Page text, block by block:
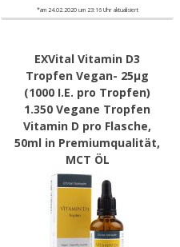
*am 24.02.2020 um 23:16 Uhr aktualisiert
EXVital Vitamin D3
Tropfen Vegan- 25µg
(1000 I.E. pro Tropfen)
1.350 Vegane Tropfen
Vitamin D pro Flasche,
50ml in Premiumqualität,
MCT ÖL